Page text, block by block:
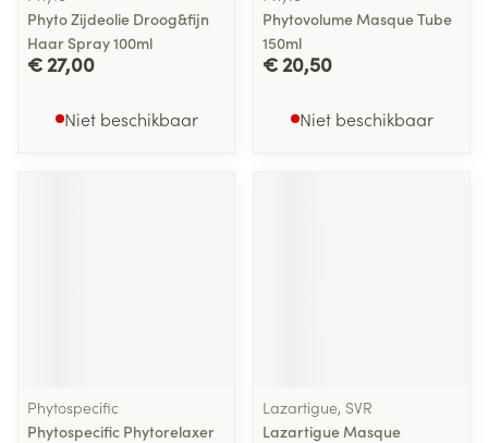
Phyto Zijdeolie Droog&fijn
Haar Spray 100ml
€ 27,00
Niet beschikbaar
Phytovolume Masque Tube
150ml
€ 20,50
Niet beschikbaar
Phytospecific
Phytospecific Phytorelaxer
Lazartigue, SVR
Lazartigue Masque